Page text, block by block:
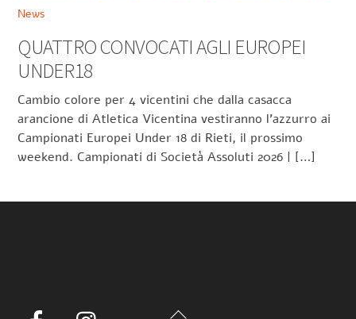
News
QUATTRO CONVOCATI AGLI EUROPEI
UNDER18
Cambio colore per 4 vicentini che dalla casacca
arancione di Atletica Vicentina vestiranno l’azzurro ai
Campionati Europei Under 18 di Rieti, il prossimo
weekend. Campionati di Società Assoluti 2026 | […]
Back
Facebook